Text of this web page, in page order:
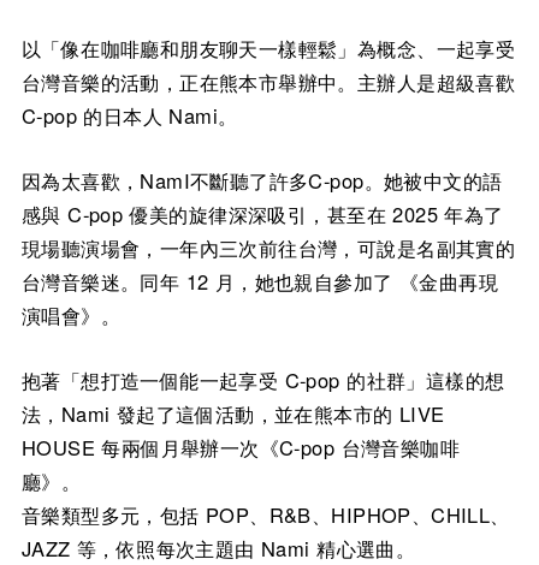
以「像在咖啡廳和朋友聊天一樣輕鬆」為概念、一起享受
台灣音樂的活動，正在熊本市舉辦中。主辦人是超級喜歡
C-pop 的日本人 Nami。
因為太喜歡，NamI不斷聽了許多C-pop。她被中文的語
感與 C-pop 優美的旋律深深吸引，甚至在 2025 年為了
現場聽演場會，一年內三次前往台灣，可說是名副其實的
台灣音樂迷。同年 12 月，她也親自參加了 《金曲再現
演唱會》。
抱著「想打造一個能一起享受 C-pop 的社群」這樣的想
法，Nami 發起了這個活動，並在熊本市的 LIVE
HOUSE 每兩個月舉辦一次《C-pop 台灣音樂咖啡
廳》。
音樂類型多元，包括 POP、R&B、HIPHOP、CHILL、
JAZZ 等，依照每次主題由 Nami 精心選曲。